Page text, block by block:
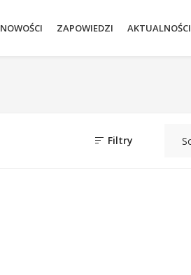
NOWOŚCI ZAPOWIEDZI AKTUALNOŚCI
Filtry